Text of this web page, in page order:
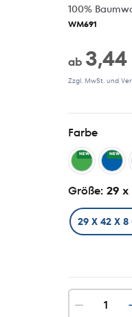
100%
WM691
ab
Zzgl. MwSt. und
Farbe
NEW NEW
Größe: 29
29 X 42 X 8